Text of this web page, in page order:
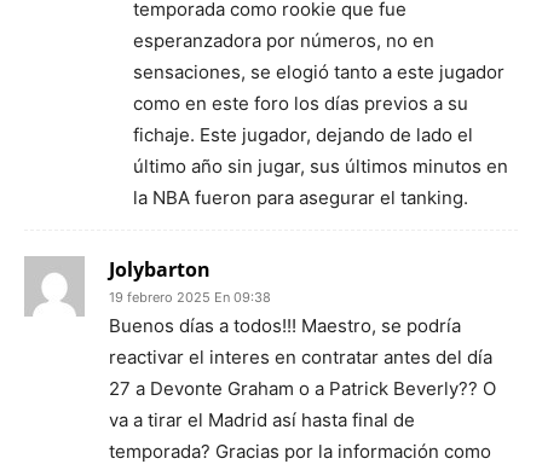
temporada como rookie que fue
esperanzadora por números, no en
sensaciones, se elogió tanto a este jugador
como en este foro los días previos a su
fichaje. Este jugador, dejando de lado el
último año sin jugar, sus últimos minutos en
la NBA fueron para asegurar el tanking.
Jolybarton
19 febrero 2025 En 09:38
Buenos días a todos!!! Maestro, se podría
reactivar el interes en contratar antes del día
27 a Devonte Graham o a Patrick Beverly?? O
va a tirar el Madrid así hasta final de
temporada? Gracias por la información como